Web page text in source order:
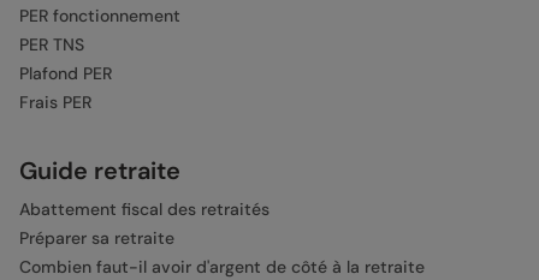
PER fonctionnement
PER TNS
Plafond PER
Frais PER
Guide retraite
Abattement fiscal des retraités
Préparer sa retraite
Combien faut-il avoir d'argent de côté à la retraite